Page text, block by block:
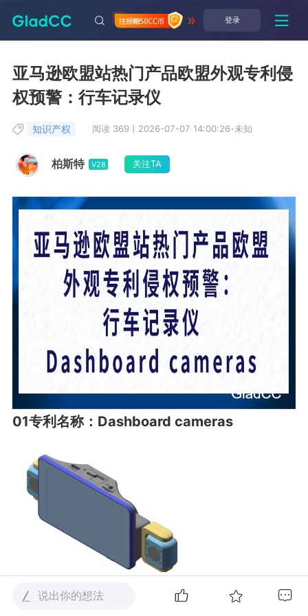
登录
亚马逊欧盟站热门产品欧盟外观专利侵
权预警：行车记录仪
柏斯特 V28 关注TA
知识产权 阅读 369 2026-07-07 14:00:26·未知
01专利名称：Dashboard cameras
专 利 号 ：015145104-0001
说出你的想法